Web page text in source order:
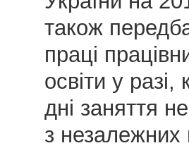
також
праці
освіти у разі,
дні заняття
з незалежних